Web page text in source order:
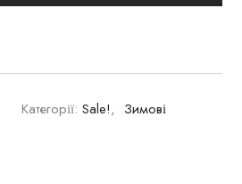
Категорії: Sale!, Зимові